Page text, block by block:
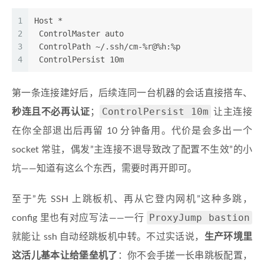
1
2
3
4
Host *
ControlMaster auto
ControlPath ~/.ssh/cm-%r@%h:%p
ControlPersist 10m
第一条连接建好后，后续连同一台机器的会话直接搭车、
秒连且不必再认证 ； ControlPersist 10m 让主连接
在你全部退出后再留 10 分钟备用。代价是会多出一个
socket 常驻，偶发”主连接不退导致改了配置不生效”的小
坑——知道有这么个东西，需要时再开即可。
至于”先 SSH 上跳板机、再从它登内网机”这种多跳，
config 里也有对应写法——一行
ProxyJump bastion
就能让 ssh 自动经跳板机中转。不过实话说， 生产环境里
这活儿基本让给堡垒机了 ：你不会手搓一长串跳板配置，